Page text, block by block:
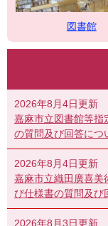
図書館
2026年8月4日更新
嘉麻市立図書館等指
の質問及び回答につ
2026年8月4日更新
嘉麻市立織田廣喜美
び仕様書の質問及び
2026年8月3日更新